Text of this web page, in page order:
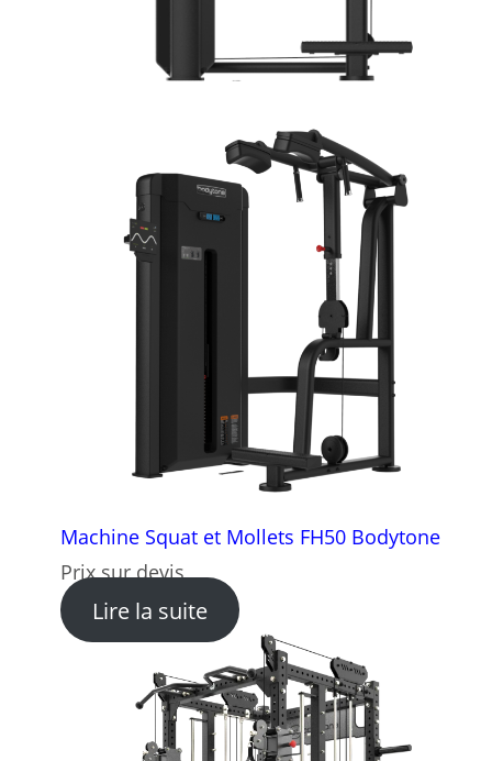
Machine Squat et Mollets FH50 Bodytone
Prix sur devis
Lire la suite: Machine Squat et Mollets